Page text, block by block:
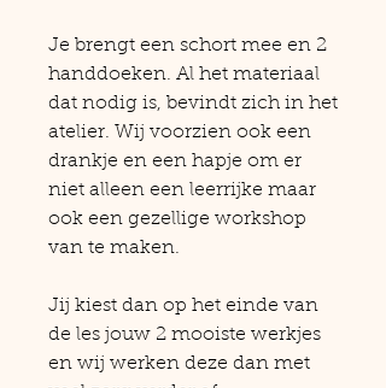
Je brengt een schort mee en 2
handdoeken. Al het materiaal
dat nodig is, bevindt zich in het
atelier. Wij voorzien ook een
drankje en een hapje om er
niet alleen een leerrijke maar
ook een gezellige workshop
van te maken.
Jij kiest dan op het einde van
de les jouw 2 mooiste werkjes
en wij werken deze dan met